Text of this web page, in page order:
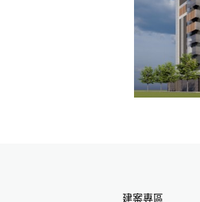
建案專區